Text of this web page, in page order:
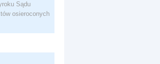
Sądu
osieroconych